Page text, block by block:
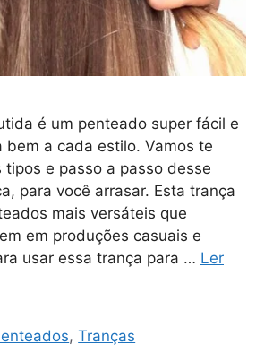
é um penteado super fácil e
bem a cada estilo. Vamos te
tipos e passo a passo desse
para você arrasar. Esta trança
mais versáteis que
em produções casuais e
usar essa trança para … Ler
,Tranças